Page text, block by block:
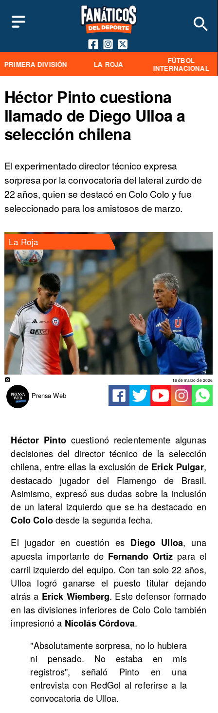
PRIMERA DIVISIÓN LA ROJA
FÚTBOL
INTERNACIONAL
Héctor Pinto cuestiona
llamado de Diego Ulloa a
selección chilena
El experimentado director técnico expresa
sorpresa por la convocatoria del lateral zurdo de
22 años, quien se destacó en Colo Colo y fue
seleccionado para los amistosos de marzo.
La Roja
Prensa Web
16 de marzo de 2026
Héctor Pintocuestionó recientemente algunas
decisiones del director técnico de la selección
chilena, entre ellas la exclusión de Erick Pulgar,
destacado jugador del Flamengo de Brasil.
Asimismo, expresó sus dudas sobre la inclusión
de un lateral izquierdo que se ha destacado en
Colo Colodesde la segunda fecha.
El jugador en cuestión es Diego Ulloa, una
apuesta importante de Fernando Ortiz para el
carril izquierdo del equipo. Con tan solo 22 años,
Ulloa logró ganarse el puesto titular dejando
atrás a Erick Wiemberg. Este defensor formado
en las divisiones inferiores de Colo Colo también
impresionó a Nicolás Córdova.
"Absolutamente sorpresa, no lo hubiera
ni pensado. No estaba en mis
registros", señaló Pinto en una
entrevista con RedGol al referirse a la
convocatoria de Ulloa.